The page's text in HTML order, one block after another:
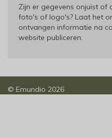
Zijn er gegevens onjuist of
foto's of logo's? Laat het
ontvangen informatie na
website publiceren.
© Emundio 2026